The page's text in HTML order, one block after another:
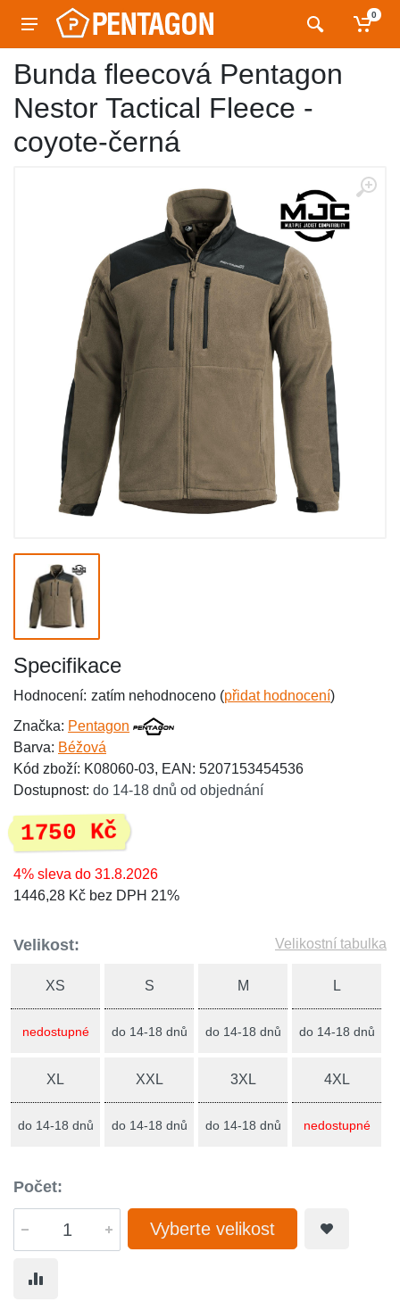
0
Bunda fleecová Pentagon
Nestor Tactical Fleece -
coyote-černá
Specifikace
Hodnocení: zatím nehodnoceno (přidat hodnocení)
Značka: Pentagon
Barva: Béžová
Kód zboží: K08060-03, EAN: 5207153454536
Dostupnost: do 14-18 dnů od objednání
1750 Kč
4% sleva do 31.8.2026
1446,28 Kč bez DPH 21%
Velikost: Velikostní tabulka
XS
nedostupné
S
do 14-18 dnů
M
do 14-18 dnů
L
do 14-18 dnů
XL
do 14-18 dnů
XXL
do 14-18 dnů
3XL
do 14-18 dnů
4XL
nedostupné
Počet:
Vyberte velikost